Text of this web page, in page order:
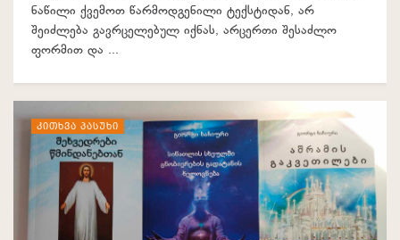
ნაწილი ქვემოთ წარმოდგენილი ტექსტიდან, არ
შეიძლება გავრცელებულ იქნას, არცერთი შესაძლო
ფორმით და ...
ᲙᲘᲗᲮᲕᲐ ᲞᲐᲡᲣᲮᲘ